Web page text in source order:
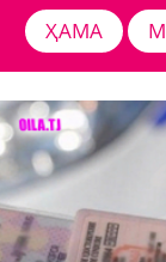
ҲАМА